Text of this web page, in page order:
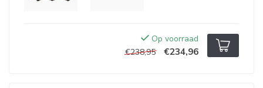
Op voorraad
€238,95
€234,96